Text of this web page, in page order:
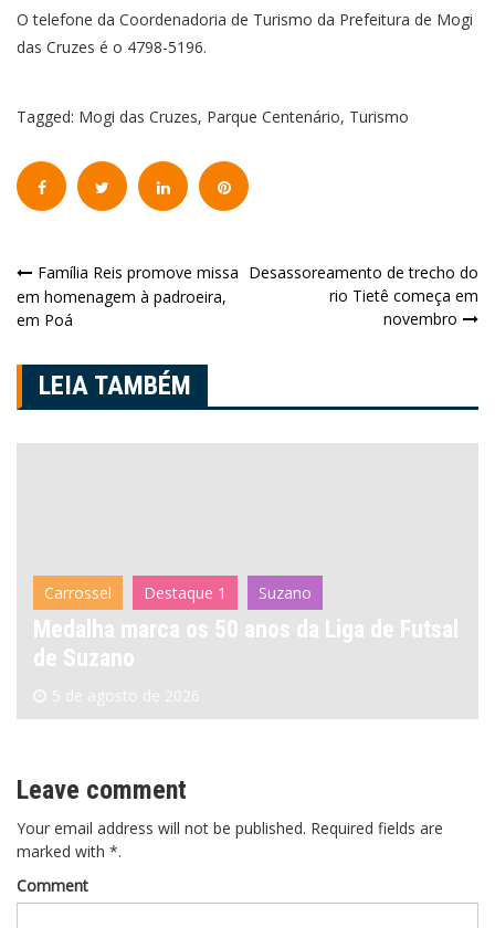
O telefone da Coordenadoria de Turismo da Prefeitura de Mogi
das Cruzes é o 4798-5196.
Tagged: Mogi das Cruzes, Parque Centenário, Turismo
Navegação
de
Post
Família Reis promove missa
em homenagem à padroeira,
em Poá
Desassoreamento de trecho do
rio Tietê começa em
novembro
LEIA TAMBÉM
Carrossel Destaque 1 Suzano
Medalha marca os 50 anos da Liga de Futsal
de Suzano
Leave comment
Your email address will not be published. Required fields are
marked with *.
Comment